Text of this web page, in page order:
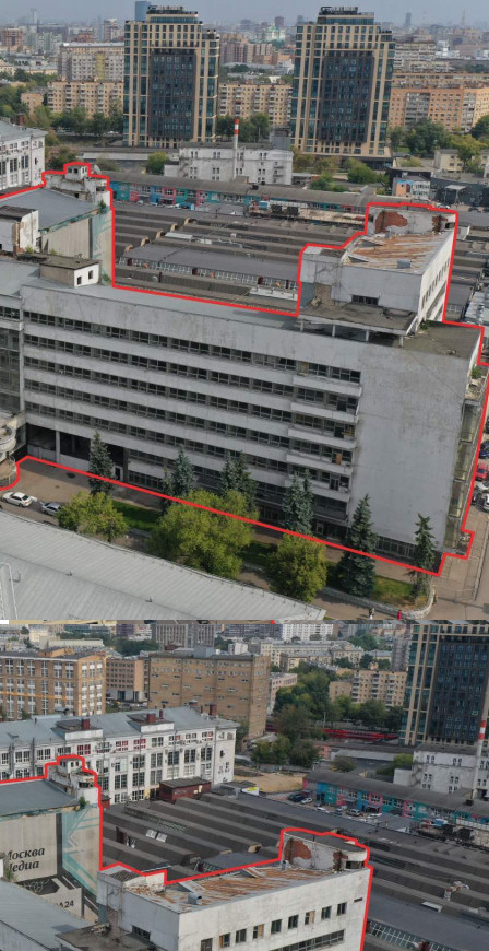
Расположено
Этаж
8
Предлагается
Продажа
Желаемый / подходящий вид деятельности
Не указано
Назначение
Не указано
Размер площади (м2)
19455.5
Цена за помещение
756 608 000 руб.
О помещении